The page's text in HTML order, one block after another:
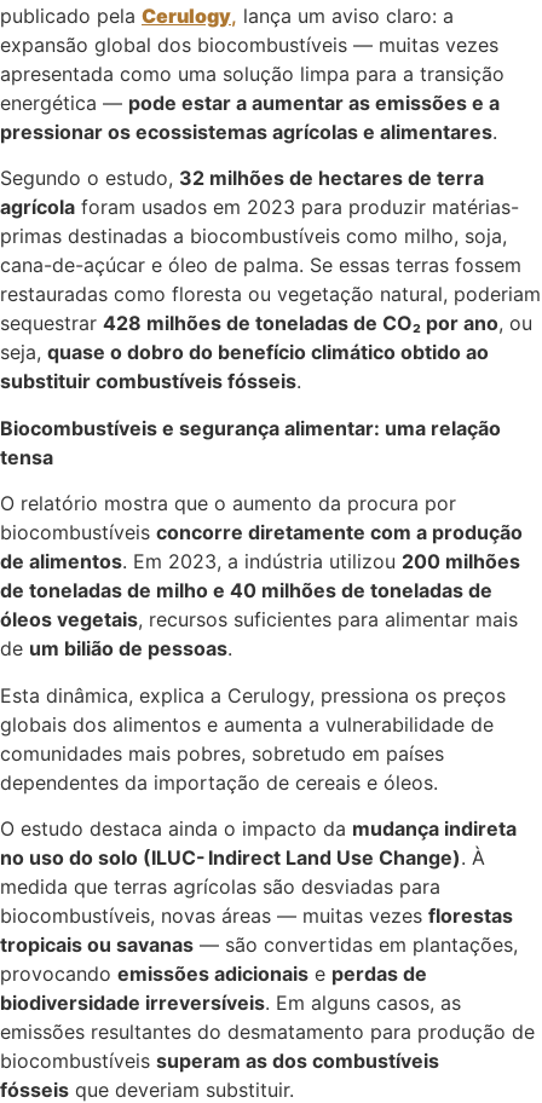
publicado pela Cerulogy, lança um aviso claro: a
expansão global dos biocombustíveis — muitas vezes
apresentada como uma solução limpa para a transição
energética — pode estar a aumentar as emissões e a
pressionar os ecossistemas agrícolas e alimentares.
Segundo o estudo, 32 milhões de hectares de terra
agrícola foram usados em 2023 para produzir matérias-
primas destinadas a biocombustíveis como milho, soja,
cana-de-açúcar e óleo de palma. Se essas terras fossem
restauradas como floresta ou vegetação natural, poderiam
sequestrar 428 milhões de toneladas de CO₂ por ano, ou
seja, quase o dobro do benefício climático obtido ao
substituir combustíveis fósseis.
Biocombustíveis e segurança alimentar: uma relação
tensa
O relatório mostra que o aumento da procura por
biocombustíveis concorre diretamente com a produção
de alimentos. Em 2023, a indústria utilizou 200 milhões
de toneladas de milho e 40 milhões de toneladas de
óleos vegetais, recursos suficientes para alimentar mais
de um bilião de pessoas.
Esta dinâmica, explica a Cerulogy, pressiona os preços
globais dos alimentos e aumenta a vulnerabilidade de
comunidades mais pobres, sobretudo em países
dependentes da importação de cereais e óleos.
O estudo destaca ainda o impacto da mudança indireta
no uso do solo (ILUC- Indirect Land Use Change). À
medida que terras agrícolas são desviadas para
biocombustíveis, novas áreas — muitas vezes florestas
tropicais ou savanas — são convertidas em plantações,
provocando emissões adicionais e perdas de
biodiversidade irreversíveis. Em alguns casos, as
emissões resultantes do desmatamento para produção de
biocombustíveis superam as dos combustíveis
fósseis que deveriam substituir.